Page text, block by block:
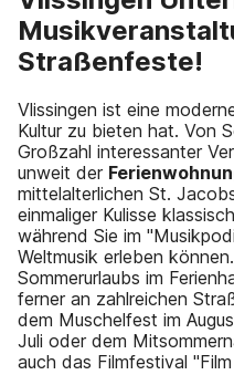
Straßenfeste!
Vlissingen ist eine
Kultur zu bieten hat. Von
Großzahl interessanter
unweit der
mittelalterlichen St.
einmaliger Kulisse
während Sie im
Weltmusik erleben
Sommerurlaubs im
ferner an zahlreichen
dem Muschelfest im
Juli oder dem
auch das Filmfestival